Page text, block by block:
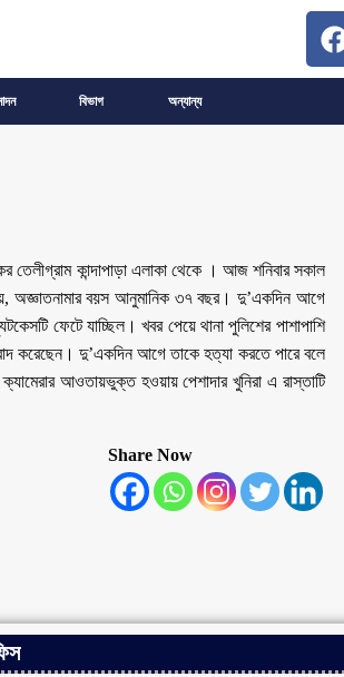
বিভাগ অন্যান্য
তেলীগ্রাম কান্দাপাড়া এলাকা থেকে । আজ শনিবার সকাল
অজ্ঞাতনামার বয়স আনুমানিক ৩৭ বছর। দু’একদিন আগে
ফেটে যাচ্ছিল। খবর পেয়ে থানা পুলিশের পাশাপাশি
করেছেন। দু’একদিন আগে তাকে হত্যা করতে পারে বলে
আওতায়ভুক্ত হওয়ায় পেশাদার খুনিরা এ রাস্তাটি
Share Now